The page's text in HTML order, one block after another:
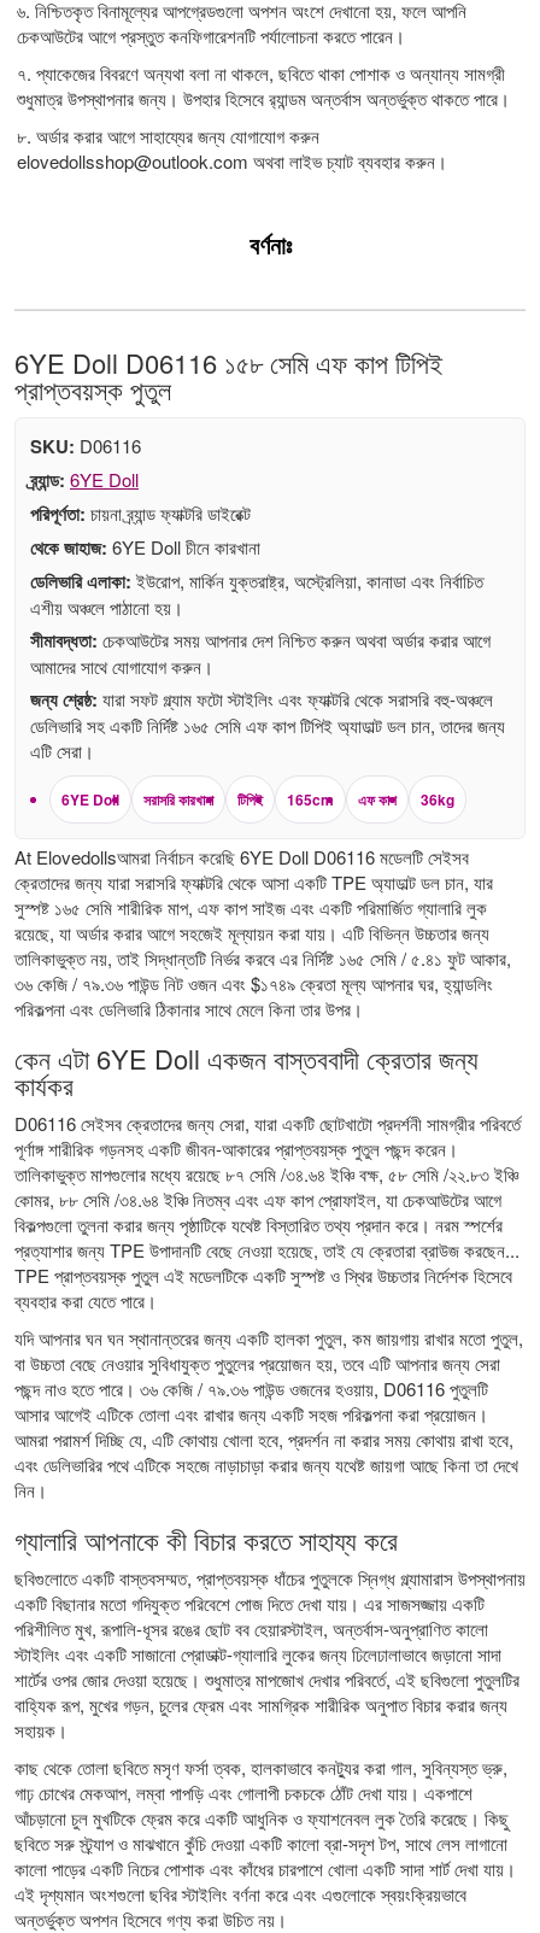
৬. নিশ্চিতকৃত বিনামূল্যের আপগ্রেডগুলো অপশন অংশে দেখানো হয়, ফলে আপনি
চেকআউটের আগে প্রস্তুত কনফিগারেশনটি পর্যালোচনা করতে পারেন।
৭. প্যাকেজের বিবরণে অন্যথা বলা না থাকলে, ছবিতে থাকা পোশাক ও অন্যান্য সামগ্রী
শুধুমাত্র উপস্থাপনার জন্য। উপহার হিসেবে র‍্যান্ডম অন্তর্বাস অন্তর্ভুক্ত থাকতে পারে।
৮. অর্ডার করার আগে সাহায্যের জন্য যোগাযোগ করুন
elovedollsshop@outlook.com অথবা লাইভ চ্যাট ব্যবহার করুন।
বর্ণনাঃ
6YE Doll D06116 ১৫৮ সেমি এফ কাপ টিপিই
প্রাপ্তবয়স্ক পুতুল
SKU: D06116
ব্র্যান্ড: 6YE Doll
পরিপূর্ণতা: চায়না ব্র্যান্ড ফ্যাক্টরি ডাইরেক্ট
থেকে জাহাজ: 6YE Doll চীনে কারখানা
ডেলিভারি এলাকা: ইউরোপ, মার্কিন যুক্তরাষ্ট্র, অস্ট্রেলিয়া, কানাডা এবং নির্বাচিত
এশীয় অঞ্চলে পাঠানো হয়।
সীমাবদ্ধতা: চেকআউটের সময় আপনার দেশ নিশ্চিত করুন অথবা অর্ডার করার আগে
আমাদের সাথে যোগাযোগ করুন।
জন্য শ্রেষ্ঠ: যারা সফট গ্ল্যাম ফটো স্টাইলিং এবং ফ্যাক্টরি থেকে সরাসরি বহু-অঞ্চলে
ডেলিভারি সহ একটি নির্দিষ্ট ১৬৫ সেমি এফ কাপ টিপিই অ্যাডাল্ট ডল চান, তাদের জন্য
এটি সেরা।
6YE Doll সরাসরি কারখানা টিপিই 165cm এফ কাপ 36kg
At Elovedollsআমরা নির্বাচন করেছি 6YE Doll D06116 মডেলটি সেইসব
ক্রেতাদের জন্য যারা সরাসরি ফ্যাক্টরি থেকে আসা একটি TPE অ্যাডাল্ট ডল চান, যার
সুস্পষ্ট ১৬৫ সেমি শারীরিক মাপ, এফ কাপ সাইজ এবং একটি পরিমার্জিত গ্যালারি লুক
রয়েছে, যা অর্ডার করার আগে সহজেই মূল্যায়ন করা যায়। এটি বিভিন্ন উচ্চতার জন্য
তালিকাভুক্ত নয়, তাই সিদ্ধান্তটি নির্ভর করবে এর নির্দিষ্ট ১৬৫ সেমি / ৫.৪১ ফুট আকার,
৩৬ কেজি / ৭৯.৩৬ পাউন্ড নিট ওজন এবং $১৭৪৯ ক্রেতা মূল্য আপনার ঘর, হ্যান্ডলিং
পরিকল্পনা এবং ডেলিভারি ঠিকানার সাথে মেলে কিনা তার উপর।
কেন এটা 6YE Doll একজন বাস্তববাদী ক্রেতার জন্য
কার্যকর
D06116 সেইসব ক্রেতাদের জন্য সেরা, যারা একটি ছোটখাটো প্রদর্শনী সামগ্রীর পরিবর্তে
পূর্ণাঙ্গ শারীরিক গড়নসহ একটি জীবন-আকারের প্রাপ্তবয়স্ক পুতুল পছন্দ করেন।
তালিকাভুক্ত মাপগুলোর মধ্যে রয়েছে ৮৭ সেমি /৩৪.৬৪ ইঞ্চি বক্ষ, ৫৮ সেমি /২২.৮৩ ইঞ্চি
কোমর, ৮৮ সেমি /৩৪.৬৪ ইঞ্চি নিতম্ব এবং এফ কাপ প্রোফাইল, যা চেকআউটের আগে
বিকল্পগুলো তুলনা করার জন্য পৃষ্ঠাটিকে যথেষ্ট বিস্তারিত তথ্য প্রদান করে। নরম স্পর্শের
প্রত্যাশার জন্য TPE উপাদানটি বেছে নেওয়া হয়েছে, তাই যে ক্রেতারা ব্রাউজ করছেন...
TPE প্রাপ্তবয়স্ক পুতুলএই মডেলটিকে একটি সুস্পষ্ট ও স্থির উচ্চতার নির্দেশক হিসেবে
ব্যবহার করা যেতে পারে।
যদি আপনার ঘন ঘন স্থানান্তরের জন্য একটি হালকা পুতুল, কম জায়গায় রাখার মতো পুতুল,
বা উচ্চতা বেছে নেওয়ার সুবিধাযুক্ত পুতুলের প্রয়োজন হয়, তবে এটি আপনার জন্য সেরা
পছন্দ নাও হতে পারে। ৩৬ কেজি / ৭৯.৩৬ পাউন্ড ওজনের হওয়ায়, D06116 পুতুলটি
আসার আগেই এটিকে তোলা এবং রাখার জন্য একটি সহজ পরিকল্পনা করা প্রয়োজন।
আমরা পরামর্শ দিচ্ছি যে, এটি কোথায় খোলা হবে, প্রদর্শন না করার সময় কোথায় রাখা হবে,
এবং ডেলিভারির পথে এটিকে সহজে নাড়াচাড়া করার জন্য যথেষ্ট জায়গা আছে কিনা তা দেখে
নিন।
গ্যালারি আপনাকে কী বিচার করতে সাহায্য করে
ছবিগুলোতে একটি বাস্তবসম্মত, প্রাপ্তবয়স্ক ধাঁচের পুতুলকে স্নিগ্ধ গ্ল্যামারাস উপস্থাপনায়
একটি বিছানার মতো গদিযুক্ত পরিবেশে পোজ দিতে দেখা যায়। এর সাজসজ্জায় একটি
পরিশীলিত মুখ, রূপালি-ধূসর রঙের ছোট বব হেয়ারস্টাইল, অন্তর্বাস-অনুপ্রাণিত কালো
স্টাইলিং এবং একটি সাজানো প্রোডাক্ট-গ্যালারি লুকের জন্য ঢিলেঢালাভাবে জড়ানো সাদা
শার্টের ওপর জোর দেওয়া হয়েছে। শুধুমাত্র মাপজোখ দেখার পরিবর্তে, এই ছবিগুলো পুতুলটির
বাহ্যিক রূপ, মুখের গড়ন, চুলের ফ্রেম এবং সামগ্রিক শারীরিক অনুপাত বিচার করার জন্য
সহায়ক।
কাছ থেকে তোলা ছবিতে মসৃণ ফর্সা ত্বক, হালকাভাবে কনট্যুর করা গাল, সুবিন্যস্ত ভ্রু,
গাঢ় চোখের মেকআপ, লম্বা পাপড়ি এবং গোলাপী চকচকে ঠোঁট দেখা যায়। একপাশে
আঁচড়ানো চুল মুখটিকে ফ্রেম করে একটি আধুনিক ও ফ্যাশনেবল লুক তৈরি করেছে। কিছু
ছবিতে সরু স্ট্র্যাপ ও মাঝখানে কুঁচি দেওয়া একটি কালো ব্রা-সদৃশ টপ, সাথে লেস লাগানো
কালো পাড়ের একটি নিচের পোশাক এবং কাঁধের চারপাশে খোলা একটি সাদা শার্ট দেখা যায়।
এই দৃশ্যমান অংশগুলো ছবির স্টাইলিং বর্ণনা করে এবং এগুলোকে স্বয়ংক্রিয়ভাবে
অন্তর্ভুক্ত অপশন হিসেবে গণ্য করা উচিত নয়।